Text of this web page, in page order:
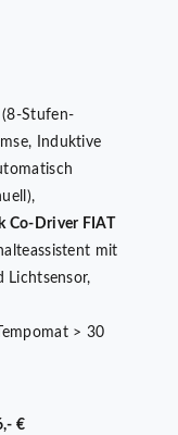
(8-Stufen-
Induktive
Co-Driver FIAT
mit
Lichtsensor,
> 30
€